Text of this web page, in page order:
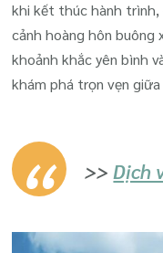
khi kết thúc hành
cảnh hoàng hôn buông
khoảnh khắc yên bình
khám phá trọn vẹn
>> Dịch